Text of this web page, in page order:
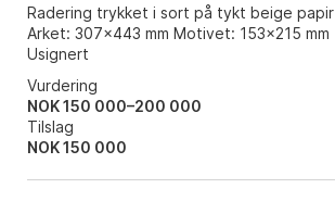
Radering trykket i sort på tykt beige papir
Arket: 307x443 mm Motivet: 153x215 mm
Usignert
Vurdering
NOK 150 000–200 000
Tilslag
NOK150 000